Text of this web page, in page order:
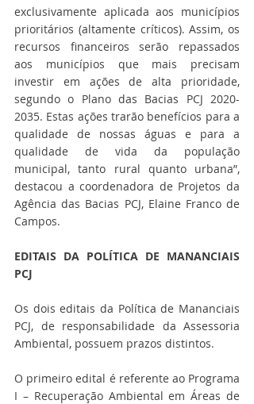
exclusivamente aplicada aos municípios
prioritários (altamente críticos). Assim, os
recursos financeiros serão repassados
aos municípios que mais precisam
investir em ações de alta prioridade,
segundo o Plano das Bacias PCJ 2020-
2035. Estas ações trarão benefícios para a
qualidade de nossas águas e para a
qualidade de vida da população
municipal, tanto rural quanto urbana”,
destacou a coordenadora de Projetos da
Agência das Bacias PCJ, Elaine Franco de
Campos.
EDITAIS DA POLÍTICA DE MANANCIAIS
PCJ
Os dois editais da Política de Mananciais
PCJ, de responsabilidade da Assessoria
Ambiental, possuem prazos distintos.
O primeiro edital é referente ao Programa
I – Recuperação Ambiental em Áreas de